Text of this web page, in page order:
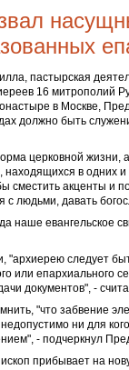
пастырская
16 митрополий
в Москве,
должно быть
церковной жизни,
в одних
сместить акценты и
с людьми, давать
наше евангельское
"архиерею следует
или епархиального
документов", -
"что забвение
ни для
- подчеркнул
прибывает на